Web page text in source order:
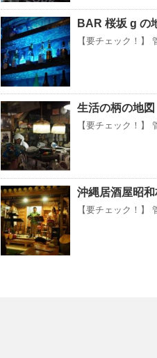
BAR 桜坂 g の
【要チェック！
生活の柄の地図
【要チェック！
沖縄居酒屋昭和
【要チェック！